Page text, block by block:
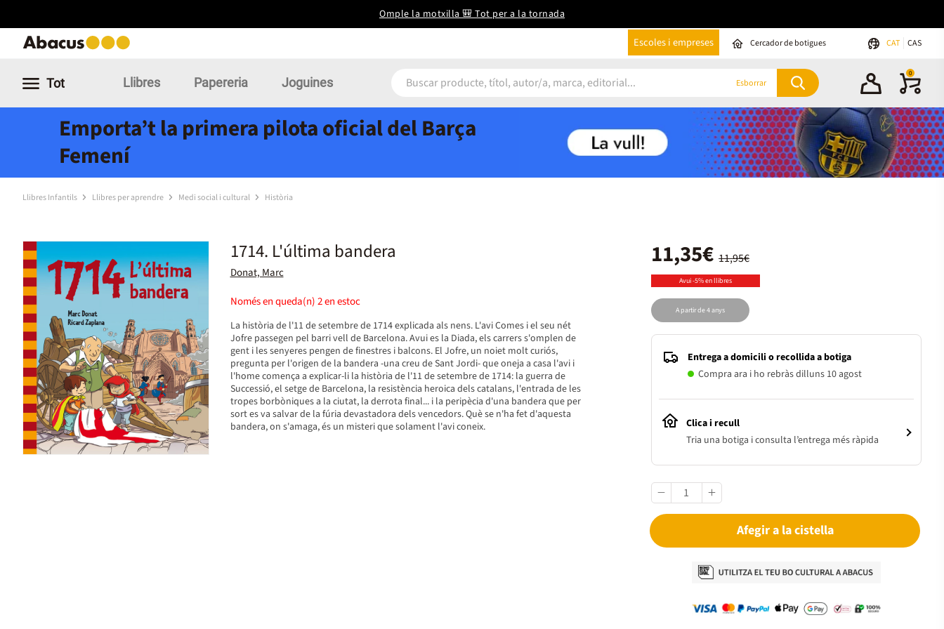
Omple la motxilla 🎒 Tot per a la tornada
Escoles i empreses Cercador de botigues CAT CAS
Tot Llibres Papereria Joguines Esborrar
0
Emporta’t la primera pilota oficial del Barça
Femení
Llibres Infantils Llibres per aprendre Medi social i cultural Història
1714. L'última bandera
Donat, Marc
Només en queda(n)2en estoc
La història de l'11 de setembre de 1714 explicada als nens. L'avi Comes i el seu nét
Jofre passegen pel barri vell de Barcelona. Avui es la Diada, els carrers s'omplen de
gent i les senyeres pengen de finestres i balcons. El Jofre, un noiet molt curiós,
pregunta per l'origen de la bandera -una creu de Sant Jordi- que oneja a casa l'avi i
l'home comença a explicar-li la història de l'11 de setembre de 1714: la guerra de
Successió, el setge de Barcelona, la resistència heroica dels catalans, l'entrada de les
tropes borbòniques a la ciutat, la derrota final... i la peripècia d'una bandera que per
sort es va salvar de la fúria devastadora dels vencedors. Què se n'ha fet d'aquesta
bandera, on s'amaga, és un misteri que solament l'avi coneix.
11,95€
11,35€
Avui -5% en llibres
A partir de 4 anys
Entrega a domicili o recollida a botiga
Compra ara i ho rebràs dilluns 10 agost
Clica i recull
Tria una botiga i consulta l’entrega més ràpida
Afegir a la cistella